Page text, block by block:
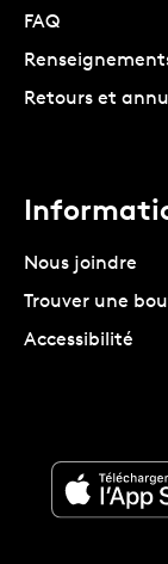
FAQ
Retours et
Nous joindre
Trouver une
Accessibilité